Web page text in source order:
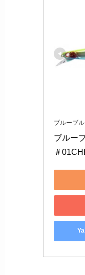
ブルーブ
ブルー
＃